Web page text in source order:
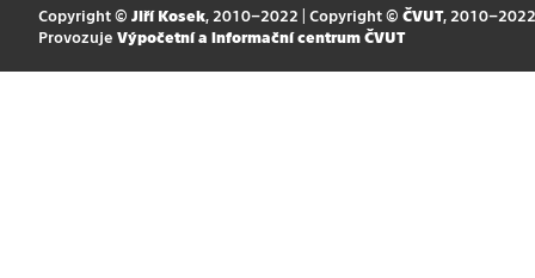
Copyright © Jiří Kosek, 2010–2022 | Copyright © ČVUT, 2010–2022
Provozuje Výpočetní a informační centrum ČVUT